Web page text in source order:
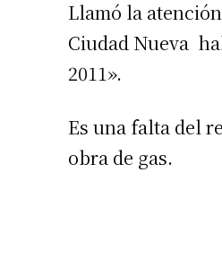
Llamó la
Ciudad Nueva
2011».
Es una falta del
obra de gas.